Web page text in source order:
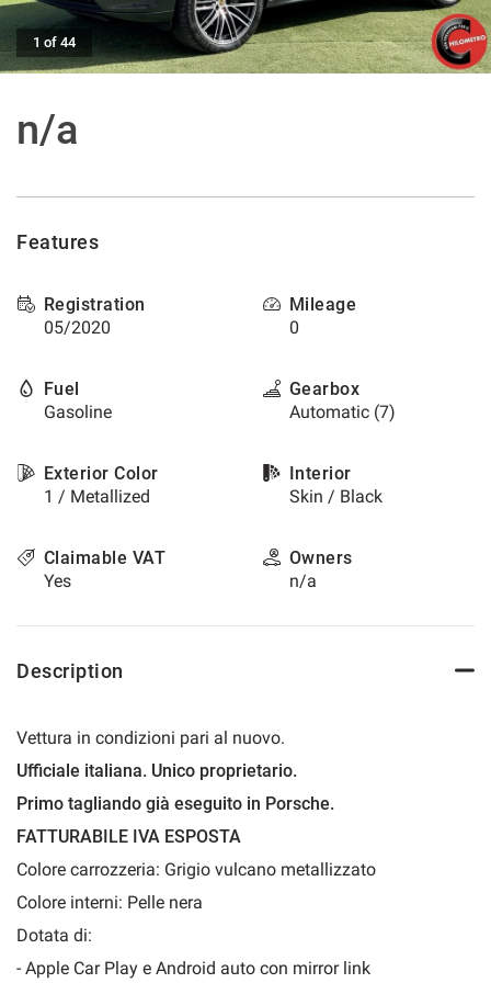
AFTER SALES ASSISTANCE
1 of 44
n/a
Features
Registration
05/2020
Mileage
0
Fuel
Gasoline
Gearbox
Automatic (7)
Exterior Color
1 / Metallized
Interior
Skin / Black
Claimable VAT
Yes
Owners
n/a
Description
Vettura in condizioni pari al nuovo.
Ufficiale italiana. Unico proprietario.
Primo tagliando già eseguito in Porsche.
FATTURABILE IVA ESPOSTA
Colore carrozzeria: Grigio vulcano metallizzato
Colore interni: Pelle nera
Dotata di:
- Apple Car Play e Android auto con mirror link
offer
the
functionalities
and
out
the
obtain
information
on
the
and
functioning
tracking
tools,
to
the
policy.
can
change
choices
at
time.